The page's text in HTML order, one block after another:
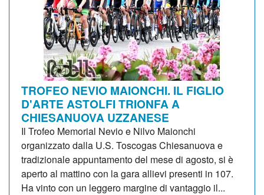
TROFEO NEVIO MAIONCHI. IL FIGLIO
D'ARTE ASTOLFI TRIONFA A
CHIESANUOVA UZZANESE
Il Trofeo Memorial Nevio e Nilvo Maionchi
organizzato dalla U.S. Toscogas Chiesanuova e
tradizionale appuntamento del mese di agosto, si è
aperto al mattino con la gara allievi presenti in 107.
Ha vinto con un leggero margine di vantaggio il...